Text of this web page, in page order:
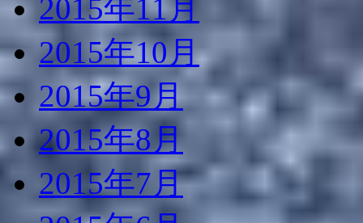
2015年11月
2015年10月
2015年9月
2015年8月
2015年7月